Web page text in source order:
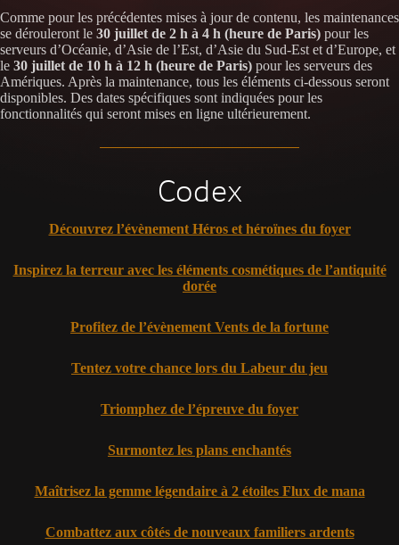
Comme pour les précédentes mises à jour de contenu, les maintenances
se dérouleront le 30 juillet de 2 h à 4 h (heure de Paris) pour les
serveurs d’Océanie, d’Asie de l’Est, d’Asie du Sud-Est et d’Europe, et
le 30 juillet de 10 h à 12 h (heure de Paris) pour les serveurs des
Amériques. Après la maintenance, tous les éléments ci-dessous seront
disponibles. Des dates spécifiques sont indiquées pour les
fonctionnalités qui seront mises en ligne ultérieurement.
Codex
Découvrez l’évènement Héros et héroïnes du foyer
Inspirez la terreur avec les éléments cosmétiques de l’antiquité
dorée
Profitez de l’évènement Vents de la fortune
Tentez votre chance lors du Labeur du jeu
Triomphez de l’épreuve du foyer
Surmontez les plans enchantés
Maîtrisez la gemme légendaire à 2 étoiles Flux de mana
Combattez aux côtés de nouveaux familiers ardents